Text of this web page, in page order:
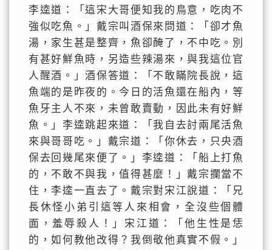
李逵道：「這宋大哥便知我的鳥意，吃肉不
強似吃魚。」戴宗叫酒保來問道：「卻才魚
湯，家生甚是整齊，魚卻醃了，不中吃。別
有甚好鮮魚時，另造些辣湯來，與我這位官
人醒酒。」酒保答道：「不敢瞞院長說，這
魚端的是昨夜的。今日的活魚還在船內，等
魚牙主人不來，未曾敢賣動，因此未有好鮮
魚。」李逵跳起來道：「我自去討兩尾活魚
來與哥哥吃。」戴宗道：「你休去，只央酒
保去回幾尾來便了。」李逵道：「船上打魚
的，不敢不與我，值得甚麼！」戴宗攔當不
住，李逵一直去了。戴宗對宋江說道：「兄
長休怪小弟引這等人來相會，全沒些個體
面，羞辱殺人！」宋江道：「他生性是恁
的，如何教他改得？我倒敬他真實不假。」